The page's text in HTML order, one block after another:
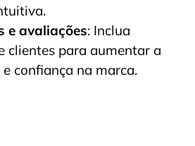
e avaliações: Inclua
clientes para aumentar a
confiança na marca.